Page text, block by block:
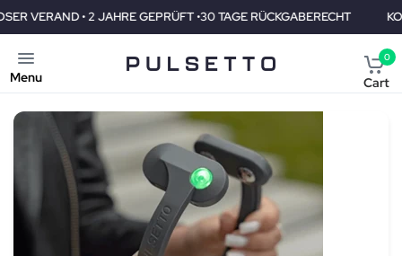
GEPRÜFT •30 TAGE RÜCKGABERECHT KOSTENLOSER
Menu
0
Cart